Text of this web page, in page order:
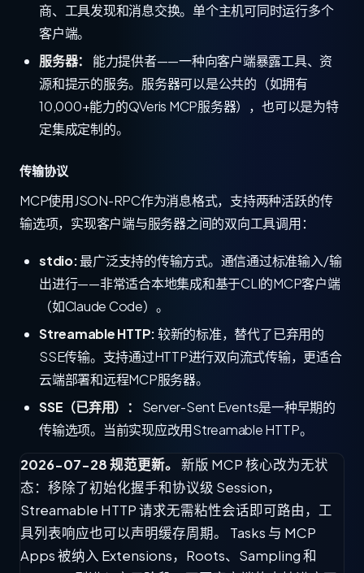
商、工具发现和消息交换。单个主机可同时运行多个
客户端。
服务器：
能力提供者——一种向客户端暴露工具、资
源和提示的服务。服务器可以是公共的（如拥有
10,000+能力的QVeris MCP服务器），也可以是为特
定集成定制的。
传输协议
MCP使用JSON-RPC作为消息格式，支持两种活跃的传
输选项，实现客户端与服务器之间的双向工具调用：
stdio:最广泛支持的传输方式。通信通过标准输入/输
出进行——非常适合本地集成和基于CLI的MCP客户端
（如Claude Code）。
Streamable HTTP:较新的标准，替代了已弃用的
SSE传输。支持通过HTTP进行双向流式传输，更适合
云端部署和远程MCP服务器。
SSE（已弃用）：
Server-Sent Events是一种早期的
传输选项。当前实现应改用Streamable HTTP。
2026-07-28 规范更新。
新版 MCP 核心改为无状
态：移除了初始化握手和协议级 Session，
Streamable HTTP 请求无需粘性会话即可路由，工
具列表响应也可以声明缓存周期。 Tasks 与 MCP
Apps 被纳入 Extensions，Roots、Sampling 和